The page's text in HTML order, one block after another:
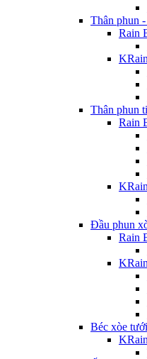
Thân phun
Rain
KRain
Thân phun
Rain
KRain
Đầu phun
Rain
KRain
Béc xòe
KRain